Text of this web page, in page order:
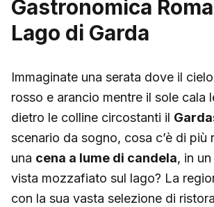
Gastronomica
Lago di Garda
Immaginate una serata dove il
rosso e arancio mentre il sole cala
dietro le colline circostanti il
scenario da sogno, cosa c’è di più
una cena a lume di candela, in
vista mozzafiato sul lago? La
con la sua vasta selezione di